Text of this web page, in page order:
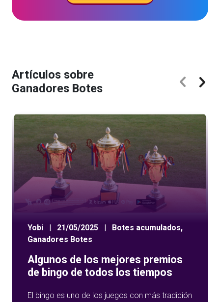
Artículos sobre
Ganadores Botes
Yobi 21/05/2025 Botes acumulados,
Ganadores Botes
Algunos de los mejores premios
de bingo de todos los tiempos
El bingo es uno de los juegos con más tradición